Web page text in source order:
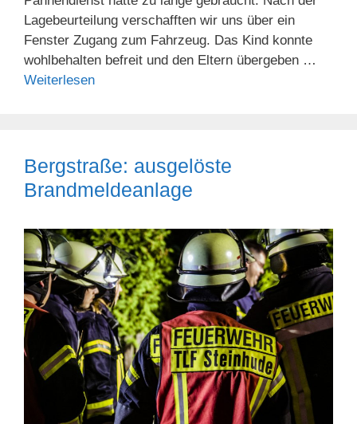
Lagebeurteilung verschafften wir uns über ein
Fenster Zugang zum Fahrzeug. Das Kind konnte
wohlbehalten befreit und den Eltern übergeben …
Weiterlesen
Bergstraße: ausgelöste
Brandmeldeanlage